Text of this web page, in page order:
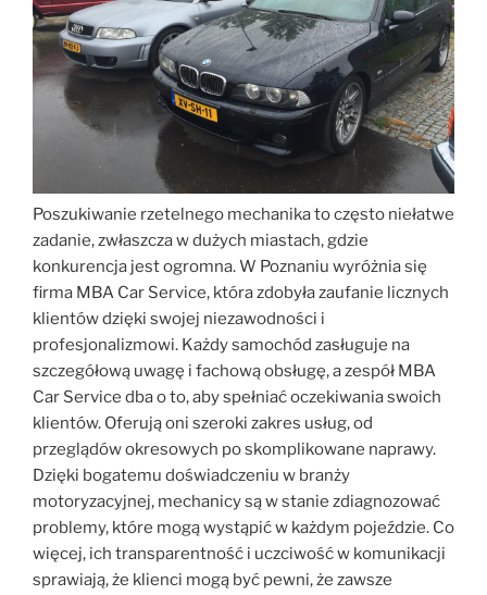
Poszukiwanie rzetelnego mechanika to często niełatwe
zadanie, zwłaszcza w dużych miastach, gdzie
konkurencja jest ogromna. W Poznaniu wyróżnia się
firma MBA Car Service, która zdobyła zaufanie licznych
klientów dzięki swojej niezawodności i
profesjonalizmowi. Każdy samochód zasługuje na
szczegółową uwagę i fachową obsługę, a zespół MBA
Car Service dba o to, aby spełniać oczekiwania swoich
klientów. Oferują oni szeroki zakres usług, od
przeglądów okresowych po skomplikowane naprawy.
Dzięki bogatemu doświadczeniu w branży
motoryzacyjnej, mechanicy są w stanie zdiagnozować
problemy, które mogą wystąpić w każdym pojeździe. Co
więcej, ich transparentność i uczciwość w komunikacji
sprawiają, że klienci mogą być pewni, że zawsze